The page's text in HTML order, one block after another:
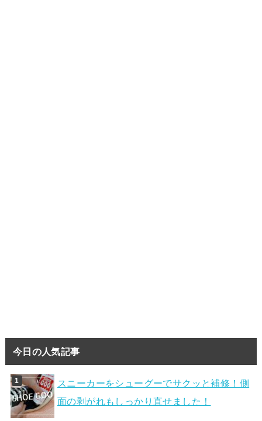
今日の人気記事
スニーカーをシューグーでサクッと補修！側
面の剥がれもしっかり直せました！